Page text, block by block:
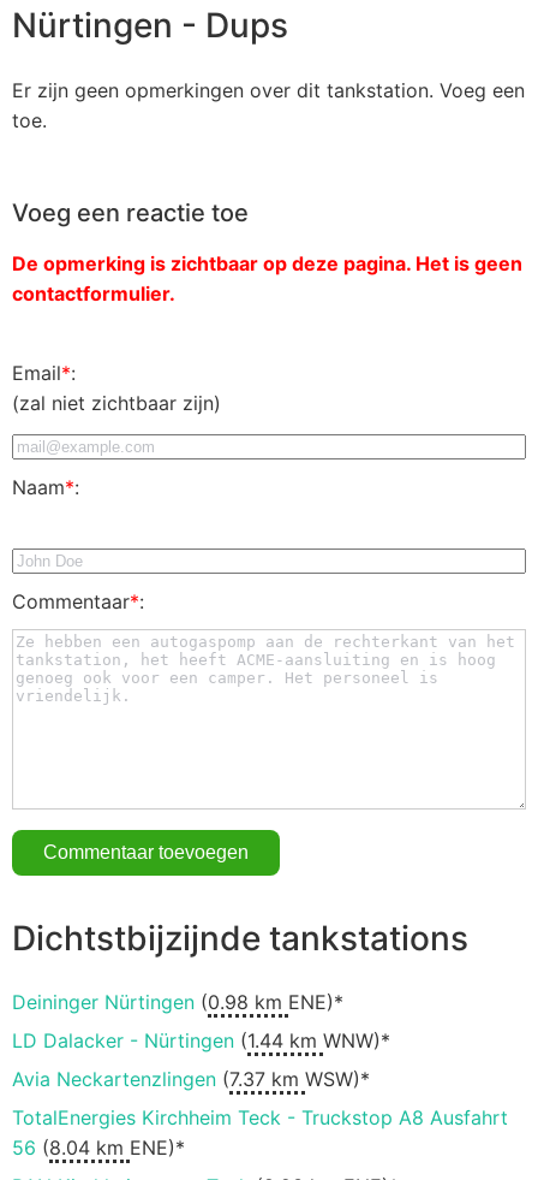
Nürtingen - Dups
Er zijn geen opmerkingen over dit tankstation. Voeg een
toe.
Voeg een reactie toe
De opmerking is zichtbaar op deze pagina. Het is geen
contactformulier.
Email*:
(zal niet zichtbaar zijn)
Naam*:
Commentaar*:
Dichtstbijzijnde tankstations
Deininger Nürtingen (0.98 km ENE)*
LD Dalacker - Nürtingen (1.44 km WNW)*
Avia Neckartenzlingen (7.37 km WSW)*
TotalEnergies Kirchheim Teck - Truckstop A8 Ausfahrt
56 (8.04 km ENE)*